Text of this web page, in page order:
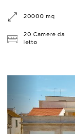
20000 mq
20 Camere da
letto